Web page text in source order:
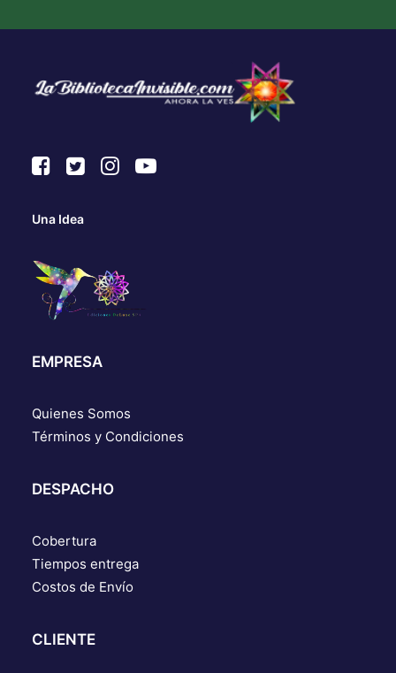
Una Idea
EMPRESA
Quienes Somos
Términos y Condiciones
DESPACHO
Cobertura
Tiempos entrega
Costos de Envío
CLIENTE